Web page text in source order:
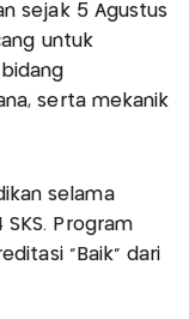
sejak 5 Agustus
untuk
serta mekanik
selama
Program
“Baik” dari